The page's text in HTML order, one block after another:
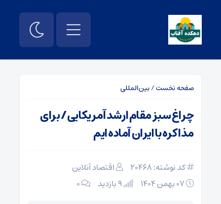
صفحه نخست/بین‌المللی
چراغ سبز مقام ارشد آمریکایی / برای
مذاکره با ایران آماده ایم
کد نوشته: 20468
اقتصاد آنلاین
۰